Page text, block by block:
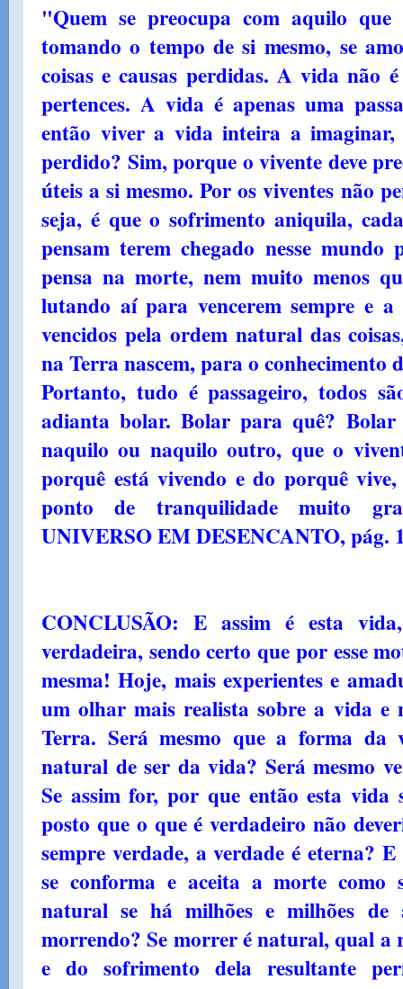
"Quem se preocupa com aquilo
tomando o tempo de si mesmo, se
coisas e causas perdidas. A vida não
pertences. A vida é apenas uma
então viver a vida inteira a
perdido? Sim, porque o vivente deve
úteis a si mesmo. Por os viventes não
seja, é que o sofrimento aniquila,
pensam terem chegado nesse
pensa na morte, nem muito menos
lutando aí para vencerem sempre e
vencidos pela ordem natural das
na Terra nascem, para o conhecimento
Portanto, tudo é passageiro, todos
adianta bolar. Bolar para quê?
naquilo ou naquilo outro, que o
porquê está vivendo e do porquê
ponto de tranquilidade muito
UNIVERSO EM DESENCANTO, pág.
CONCLUSÃO: E assim é esta
verdadeira, sendo certo que por esse
mesma! Hoje, mais experientes e
um olhar mais realista sobre a vida e
Terra. Será mesmo que a forma
natural de ser da vida? Será mesmo
Se assim for, por que então esta vida
posto que o que é verdadeiro não
sempre verdade, a verdade é eterna?
se conforma e aceita a morte como
natural se há milhões e milhões de
morrendo? Se morrer é natural, qual a
e do sofrimento dela resultante